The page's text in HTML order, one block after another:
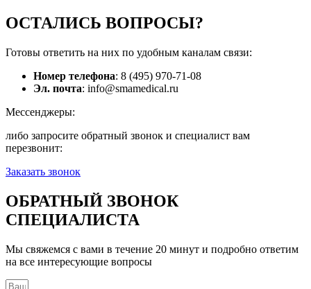
ОСТАЛИСЬ ВОПРОСЫ?
Готовы ответить на них по удобным каналам связи:
Номер телефона: 8 (495) 970-71-08
Эл. почта: info@smamedical.ru
Мессенджеры:
либо запросите обратный звонок и специалист вам
перезвонит:
Заказать звонок
ОБРАТНЫЙ ЗВОНОК
СПЕЦИАЛИСТА
Мы свяжемся с вами в течение 20 минут и подробно ответим
на все интересующие вопросы